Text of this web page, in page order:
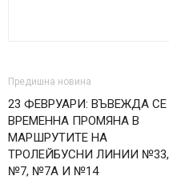
Предишна новина
23 ФЕВРУАРИ: ВЪВЕЖДА СЕ
ВРЕМЕННА ПРОМЯНА В
МАРШРУТИТЕ НА
ТРОЛЕЙБУСНИ ЛИНИИ №33,
№7, №7А И №14